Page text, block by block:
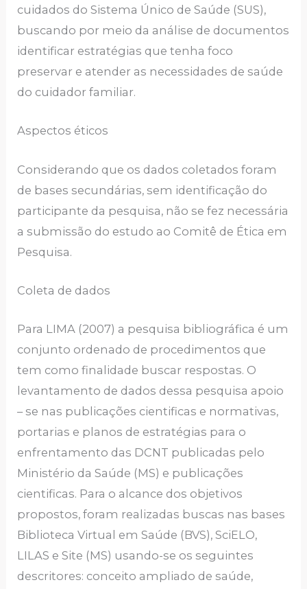
cuidados do Sistema Único de Saúde (SUS),
buscando por meio da análise de documentos
identificar estratégias que tenha foco
preservar e atender as necessidades de saúde
do cuidador familiar.
Aspectos éticos
Considerando que os dados coletados foram
de bases secundárias, sem identificação do
participante da pesquisa, não se fez necessária
a submissão do estudo ao Comitê de Ética em
Pesquisa.
Coleta de dados
Para LIMA (2007) a pesquisa bibliográfica é um
conjunto ordenado de procedimentos que
tem como finalidade buscar respostas. O
levantamento de dados dessa pesquisa apoio
– se nas publicações cientificas e normativas,
portarias e planos de estratégias para o
enfrentamento das DCNT publicadas pelo
Ministério da Saúde (MS) e publicações
cientificas. Para o alcance dos objetivos
propostos, foram realizadas buscas nas bases
Biblioteca Virtual em Saúde (BVS), SciELO,
LILAS e Site (MS) usando-se os seguintes
descritores: conceito ampliado de saúde,